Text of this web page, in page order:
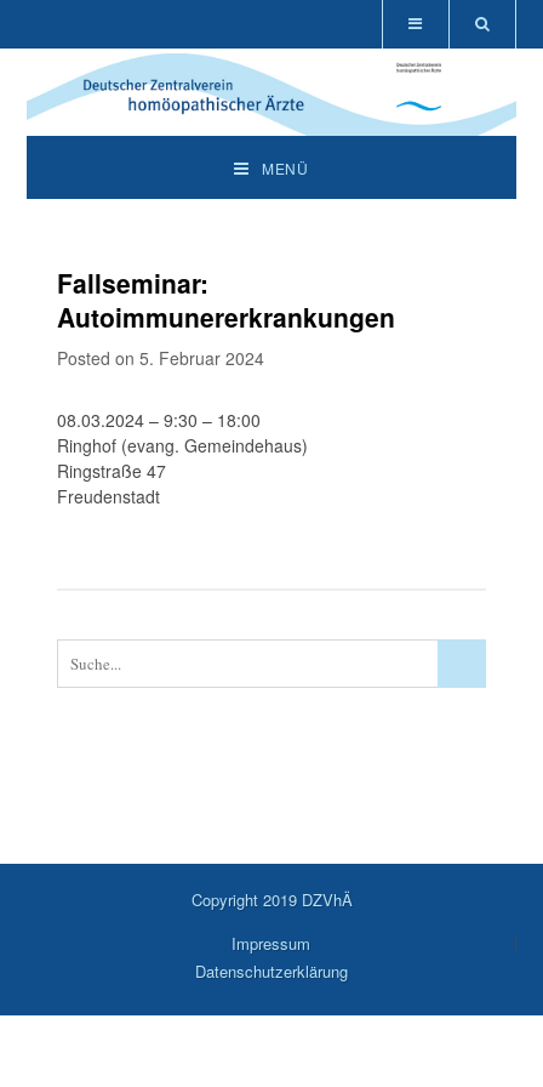
MENÜ
Fallseminar:
Autoimmunererkrankungen
Posted on 5. Februar 2024
08.03.2024 – 9:30 – 18:00
Ringhof (evang. Gemeindehaus)
Ringstraße 47
Freudenstadt
Copyright 2019 DZVhÄ
Impressum
Datenschutzerklärung